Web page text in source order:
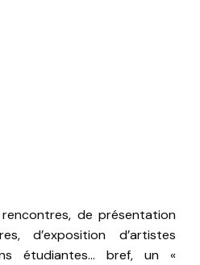
de présentation
d’exposition d’artistes
étudiantes… bref, un «